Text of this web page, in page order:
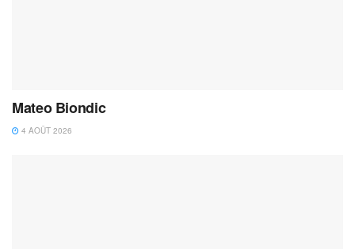
Mateo Biondic
4 AOÛT 2026